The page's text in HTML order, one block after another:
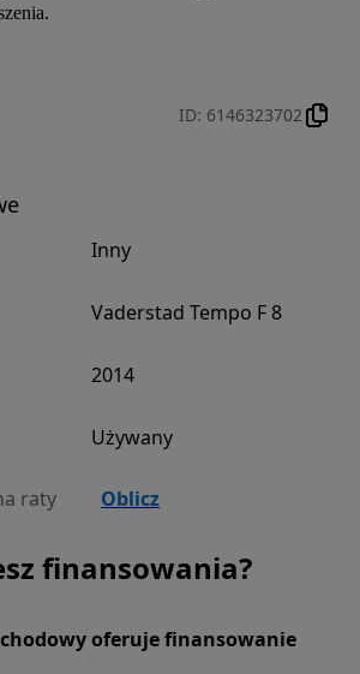
ID: 6146323702
Inny
Vaderstad Tempo F 8
2014
Używany
raty Oblicz
finansowania?
oferuje finansowanie